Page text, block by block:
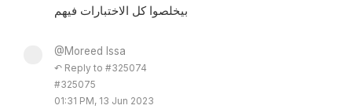
بيخلصوا كل الاختبارات فيهم
@Moreed Issa
↶ Reply to #325074
#325075
01:31 PM, 13 Jun 2023